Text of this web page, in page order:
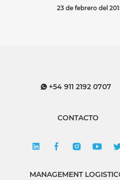
23 de febrero del
+54 911 2192 0707
CONTACTO
MANAGEMENT